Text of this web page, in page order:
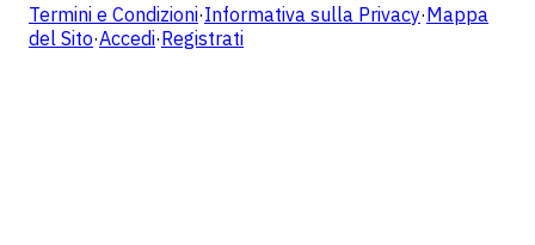
Termini e Condizioni·Informativa sulla Privacy·Mappa
del Sito·Accedi·Registrati